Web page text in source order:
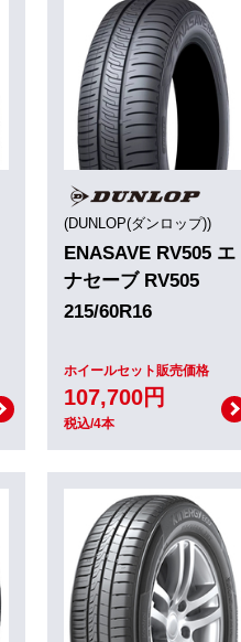
(DUNLOP(ダンロップ))
ENASAVE RV505 エ
ナセーブ RV505
215/60R16
ホイールセット販売価格
107,700円
税込/4本